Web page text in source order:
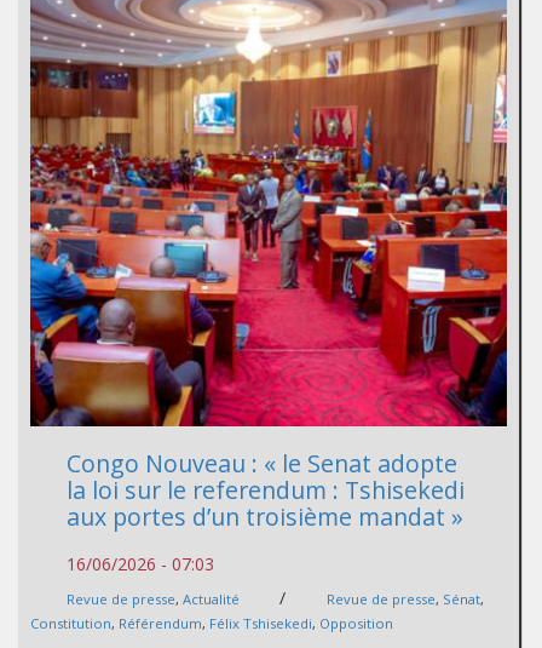
Congo Nouveau : « le Senat adopte
la loi sur le referendum : Tshisekedi
aux portes d’un troisième mandat »
16/06/2026 - 07:03
Revue de presse, Actualité / Revue de presse, Sénat,
Constitution, Référendum, Félix Tshisekedi, Opposition